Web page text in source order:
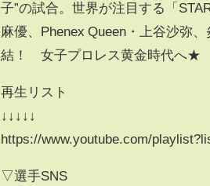
子”の試合。世界が注目する「
麻優、Phenex Queen・上谷沙弥
結！ 女子プロレス黄金時代へ★
再生リスト
↓↓↓↓↓
https://www.youtube.com/
▽選手SNS